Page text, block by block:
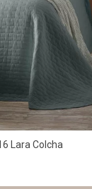
Lara Colcha